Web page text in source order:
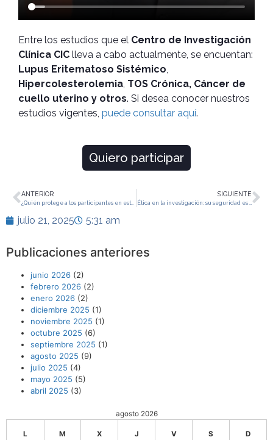
Entre los estudios que el Centro de Investigación
Clínica CIC lleva a cabo actualmente, se encuentan:
Lupus Eritematoso Sistémico,
Hipercolesterolemia, TOS Crónica, Cáncer de
cuello uterino y otros. Si desea conocer nuestros
estudios vigentes, puede consultar aquí.
Quiero participar
ANTERIOR SIGUIENTE
julio 21, 2025 5:31 am
Publicaciones anteriores
junio 2026 (2)
febrero 2026 (2)
enero 2026 (2)
diciembre 2025 (1)
noviembre 2025 (1)
octubre 2025 (6)
septiembre 2025 (1)
agosto 2025 (9)
julio 2025 (4)
mayo 2025 (5)
abril 2025 (3)
agosto 2026
L M X J V S D